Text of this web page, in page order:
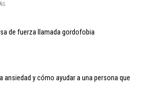
de fuerza llamada gordofobia
ansiedad y cómo ayudar a una persona que